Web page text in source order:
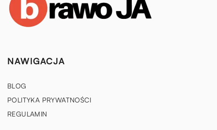
NAWIGACJA
BLOG
POLITYKA PRYWATNOŚCI
REGULAMIN